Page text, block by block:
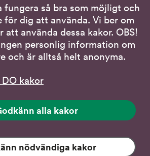
fungera så bra som möjligt och
för dig att använda. Vi ber om
använda dessa kakor. OBS!
personlig information om
och är alltså helt anonyma.
kakor
alla kakor
nödvändiga kakor
personuppgifter